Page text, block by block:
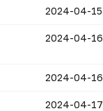
2024-04-15
2024-04-16
2024-04-16
2024-04-17